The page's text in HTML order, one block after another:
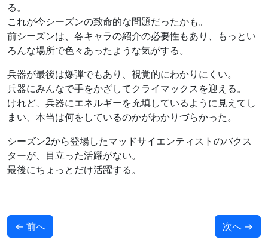
る。
これが今シーズンの致命的な問題だったかも。
前シーズンは、各キャラの紹介の必要性もあり、もっとい
ろんな場所で色々あったような気がする。
兵器が最後は爆弾でもあり、視覚的にわかりにくい。
兵器にみんなで手をかざしてクライマックスを迎える。
けれど、兵器にエネルギーを充填しているように見えてし
まい、本当は何をしているのかがわかりづらかった。
シーズン2から登場したマッドサイエンティストのバクス
ターが、目立った活躍がない。
最後にちょっとだけ活躍する。
← 前へ 次へ →